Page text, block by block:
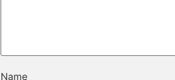
Name